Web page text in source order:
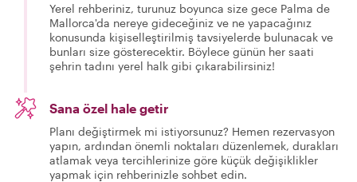
Yerel rehberiniz, turunuz boyunca size gece Palma de
Mallorca'da nereye gideceğiniz ve ne yapacağınız
konusunda kişiselleştirilmiş tavsiyelerde bulunacak ve
bunları size gösterecektir. Böylece günün her saati
şehrin tadını yerel halk gibi çıkarabilirsiniz!
Sana özel hale getir
Planı değiştirmek mi istiyorsunuz? Hemen rezervasyon
yapın, ardından önemli noktaları düzenlemek, durakları
atlamak veya tercihlerinize göre küçük değişiklikler
yapmak için rehberinizle sohbet edin.